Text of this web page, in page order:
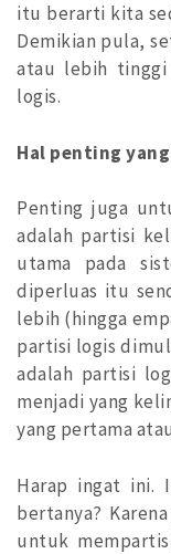
itu berarti kita
Demikian pula,
atau lebih
logis.
Hal penting
Penting juga
adalah partisi
utama pada
diperluas itu
lebih (hingga
partisi logis
adalah partisi
menjadi yang
yang pertama
Harap ingat ini.
bertanya?
untuk